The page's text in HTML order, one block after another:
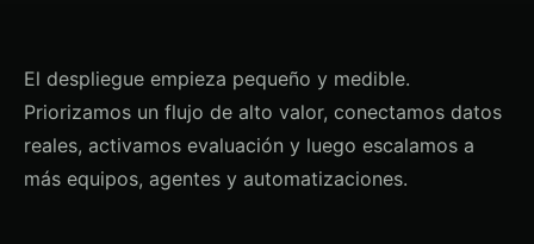
El despliegue empieza pequeño y medible.
Priorizamos un flujo de alto valor, conectamos datos
reales, activamos evaluación y luego escalamos a
más equipos, agentes y automatizaciones.